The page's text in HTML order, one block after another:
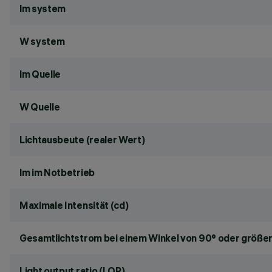
lm system
W system
lm Quelle
W Quelle
Lichtausbeute (realer Wert)
lm im Notbetrieb
Maximale Intensität (cd)
Gesamtlichtstrom bei einem Winkel von 90° oder